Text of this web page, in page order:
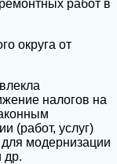
работ в
округа от
налогов на
(работ, услуг)
модернизации
др.